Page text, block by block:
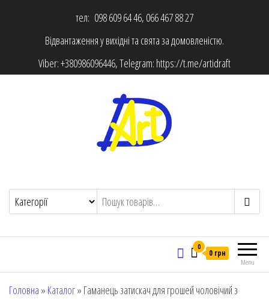
тел: 098 609 64 46, 066 467 88 27
Відвантаження у вихідні та свята за домовленістю.
Viber:+380986096446, Telegram: https://t.me/artidraft
Menu
0
0 грн
Головна » Каталог» Гаманець затискач для грошей чоловічий з